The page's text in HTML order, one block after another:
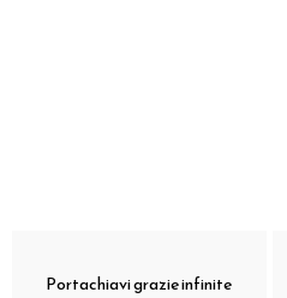
Portachiavi grazie infinite